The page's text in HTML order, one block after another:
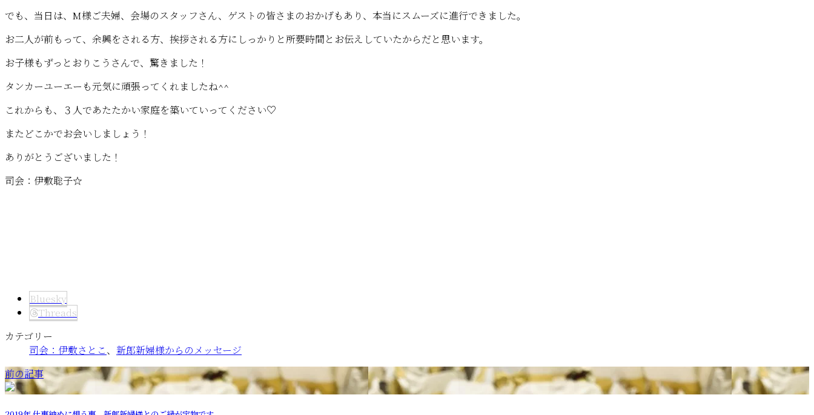
でも、当日は、M様ご夫婦、会場のスタッフさん、ゲストの皆さまのおかげもあり、本当にスムーズに進行できました。
お二人が前もって、余興をされる方、挨拶される方にしっかりと所要時間とお伝えしていたからだと思います。
お子様もずっとおりこうさんで、驚きました！
タンカーユーエーも元気に頑張ってくれましたね^^
これからも、３人であたたかい家庭を築いていってください♡
またどこかでお会いしましょう！
ありがとうございました！
司会：伊敷聡子☆
Bluesky
Threads
カテゴリー
司会：伊敷さとこ、 新郎新婦様からのメッセージ
前の記事